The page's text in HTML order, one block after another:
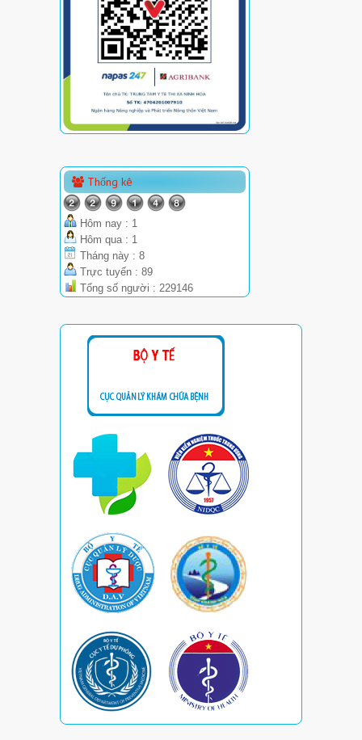
Thống kê
Hôm nay : 1
Hôm qua : 1
Tháng này : 8
Trực tuyến : 89
Tổng số người : 229146